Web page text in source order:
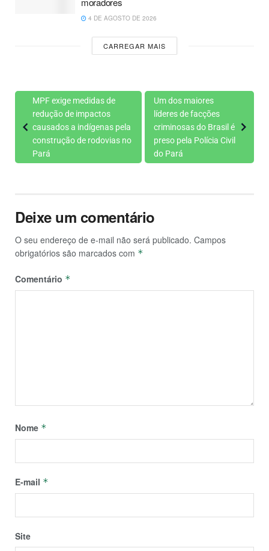
4 DE AGOSTO DE 2026
CARREGAR MAIS
MPF exige medidas de
redução de impactos
causados a indígenas pela
construção de rodovias no
Pará
Um dos maiores
líderes de facções
criminosas do Brasil é
preso pela Polícia Civil
do Pará
Deixe um comentário
O seu endereço de e-mail não será publicado. Campos
obrigatórios são marcados com *
Comentário *
Nome *
E-mail *
Site